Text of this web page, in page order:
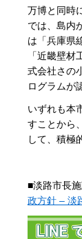
万博と同時
では、島内
は「兵庫県
「近畿壁
式会社さの
ログラムが
いずれも本
すことから
して、積極
■淡路市長
政方針 – 淡